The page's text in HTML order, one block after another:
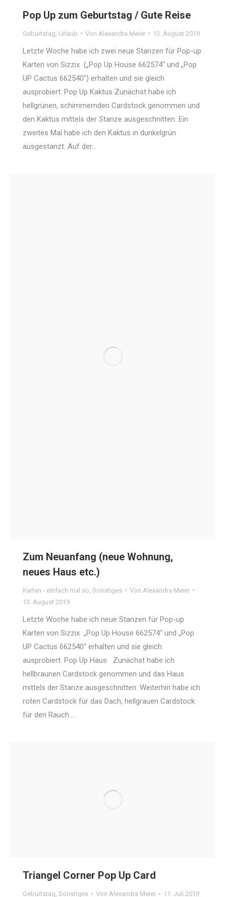
Pop Up zum Geburtstag / Gute Reise
Geburtstag Urlaub Von Alexandra Meier 13. August 2019
Letzte Woche habe ich zwei neue Stanzen für Pop-up
Karten von Sizzix („Pop Up House 662574“ und „Pop
UP Cactus 662540“) erhalten und sie gleich
ausprobiert: Pop Up Kaktus Zunächst habe ich
hellgrünen, schimmernden Cardstock genommen und
den Kaktus mittels der Stanze ausgeschnitten. Ein
zweites Mal habe ich den Kaktus in dunkelgrün
ausgestanzt. Auf der…
Zum Neuanfang (neue Wohnung,
neues Haus etc.)
Karten - einfach mal so Sonstiges Von Alexandra Meier
13. August 2019
Letzte Woche habe ich neue Stanzen für Pop-up
Karten von Sizzix „Pop Up House 662574“ und „Pop
UP Cactus 662540“ erhalten und sie gleich
ausprobiert: Pop Up Haus Zunächst habe ich
hellbraunen Cardstock genommen und das Haus
mittels der Stanze ausgeschnitten. Weiterhin habe ich
roten Cardstock für das Dach, hellgrauen Cardstock
für den Rauch…
Triangel Corner Pop Up Card
Geburtstag, Sonstiges Von Alexandra Meier 11. Juli 2019